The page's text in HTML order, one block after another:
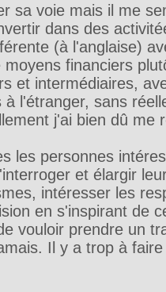
sa voie mais il me
dans des
(à l'anglaise)
moyens financiers
et intermédiaires,
à l'étranger, sans
j'ai bien dû me
les personnes
et élargir
intéresser les
en s'inspirant de
vouloir prendre un
Il y a trop à